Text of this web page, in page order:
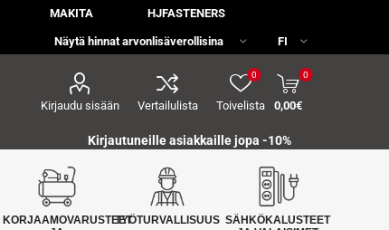
MAKITA HJFASTENERS
Kirjaudu sisään Vertailulista Toivelista
0 0
0,00€
Kirjautuneille asiakkaille jopa -10%
KORJAAMOVARUSTEETTYÖTURVALLISUUS SÄHKÖKALUSTEET